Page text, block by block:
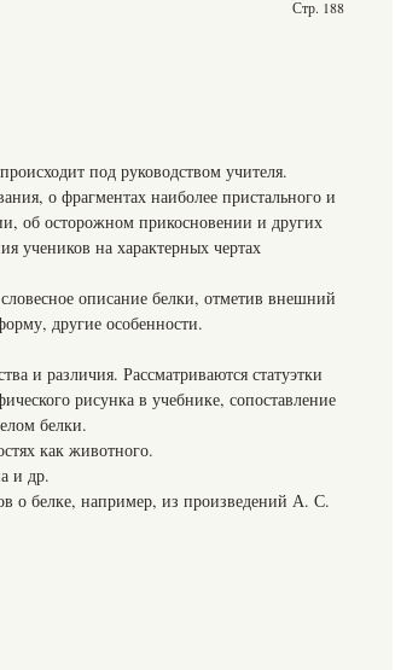
Стр. 188
под руководством учителя.
о фрагментах наиболее пристального и
об осторожном прикосновении и других
учеников на характерных чертах
описание белки, отметив внешний
другие особенности.
и различия. Рассматриваются статуэтки
рисунка в учебнике, сопоставление
белки.
как животного.
и др.
о белке, например, из произведений А. С.